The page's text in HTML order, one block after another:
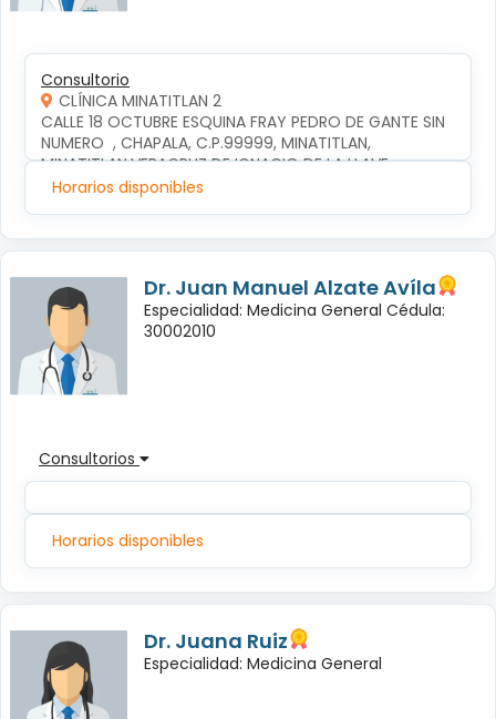
Consultorio
CLÍNICA MINATITLAN 2
CALLE 18 OCTUBRE ESQUINA FRAY PEDRO DE GANTE SIN
NUMERO  , CHAPALA, C.P.99999, MINATITLAN,
MINATITLAN,VERACRUZ DE IGNACIO DE LA LLAVE
Horarios disponibles
Dr. Juan Manuel Alzate Avíla
Especialidad: Medicina General Cédula:
30002010
Consultorios
Horarios disponibles
Dr. Juana Ruiz
Especialidad: Medicina General